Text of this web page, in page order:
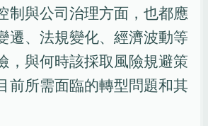
制與公司治理方面，也都應
遷、法規變化、經濟波動等
，與何時該採取風險規避策
前所需面臨的轉型問題和其